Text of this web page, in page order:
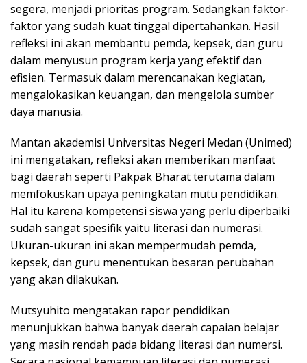
segera, menjadi prioritas program. Sedangkan faktor-
faktor yang sudah kuat tinggal dipertahankan. Hasil
refleksi ini akan membantu pemda, kepsek, dan guru
dalam menyusun program kerja yang efektif dan
efisien. Termasuk dalam merencanakan kegiatan,
mengalokasikan keuangan, dan mengelola sumber
daya manusia.
Mantan akademisi Universitas Negeri Medan (Unimed)
ini mengatakan, refleksi akan memberikan manfaat
bagi daerah seperti Pakpak Bharat terutama dalam
memfokuskan upaya peningkatan mutu pendidikan.
Hal itu karena kompetensi siswa yang perlu diperbaiki
sudah sangat spesifik yaitu literasi dan numerasi.
Ukuran-ukuran ini akan mempermudah pemda,
kepsek, dan guru menentukan besaran perubahan
yang akan dilakukan.
Mutsyuhito mengatakan rapor pendidikan
menunjukkan bahwa banyak daerah capaian belajar
yang masih rendah pada bidang literasi dan numersi.